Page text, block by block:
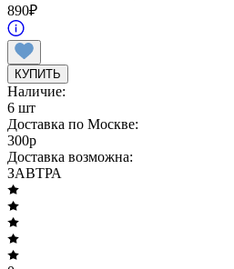
890₽
КУПИТЬ
Наличие:
6 шт
Доставка по Москве:
300p
Доставка возможна:
ЗАВТРА